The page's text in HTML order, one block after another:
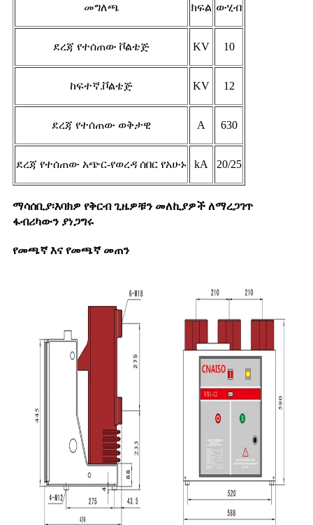
መግለጫ ክፍል ውሂብ
ደረጃ የተሰጠው ቮልቴጅ KV 10
ከፍተኛ.ቮልቴጅ KV 12
ደረጃ የተሰጠው ወቅታዊ A 630
ደረጃ የተሰጠው አጭር-የወረዳ ሰበር የአሁኑ kA 20/25
ማሳሰቢያ፡እባክዎ የቅርብ ጊዜዎቹን መለኪያዎች ለማረጋገጥ
ፋብሪካውን ያነጋግሩ
የመጫኛ እና የመጫኛ መጠን